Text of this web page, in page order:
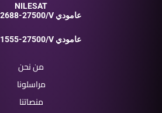
NILESAT
12688-27500/V عامودي
11555-27500/V عامودي
من نحن
مراسلونا
منصاتنا